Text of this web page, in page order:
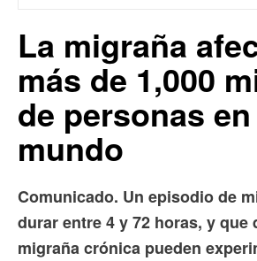
La migraña
más de 1,000
de personas
mundo
Comunicado. Un episodio de
durar entre 4 y 72 horas, y que
migraña crónica pueden